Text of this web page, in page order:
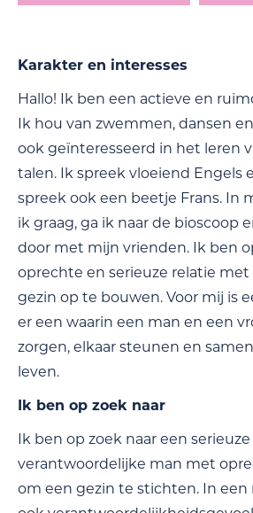
Karakter en interesses
Hallo! Ik ben een actieve en
Ik hou van zwemmen, dansen
ook geïnteresseerd in het leren
talen. Ik spreek vloeiend Engels
spreek ook een beetje Frans. In
ik graag, ga ik naar de bioscoop
door met mijn vrienden. Ik ben
oprechte en serieuze relatie
gezin op te bouwen. Voor mij is
er een waarin een man en een
zorgen, elkaar steunen en
leven.
Ik ben op zoek naar
Ik ben op zoek naar een
verantwoordelijke man met
om een gezin te stichten. In een